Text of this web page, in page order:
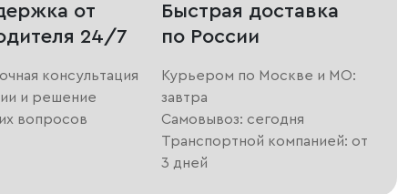
от
24/7
консультация
и решение
вопросов
Быстрая доставка
по России
Курьером по Москве и МО:
завтра
Самовывоз: сегодня
Транспортной компанией: от
3 дней